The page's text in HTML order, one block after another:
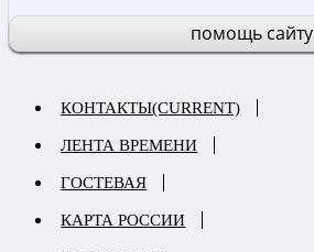
помощь сайту
КОНТАКТЫ(CURRENT)
ЛЕНТА ВРЕМЕНИ
ГОСТЕВАЯ
КАРТА РОССИИ